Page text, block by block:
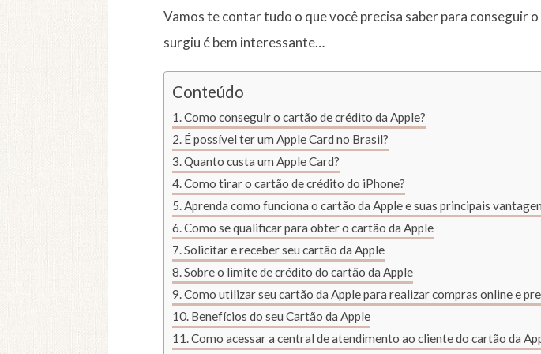
Vamos te contar tudo o que você precisa saber para conseguir
surgiu é bem interessante…
Conteúdo
Como conseguir o cartão de crédito da Apple?
É possível ter um Apple Card no Brasil?
Quanto custa um Apple Card?
Como tirar o cartão de crédito do iPhone?
Aprenda como funciona o cartão da Apple e suas principais
Como se qualificar para obter o cartão da Apple
Solicitar e receber seu cartão da Apple
Sobre o limite de crédito do cartão da Apple
Como utilizar seu cartão da Apple para realizar compras online e
Benefícios do seu Cartão da Apple
Como acessar a central de atendimento ao cliente do cartão da